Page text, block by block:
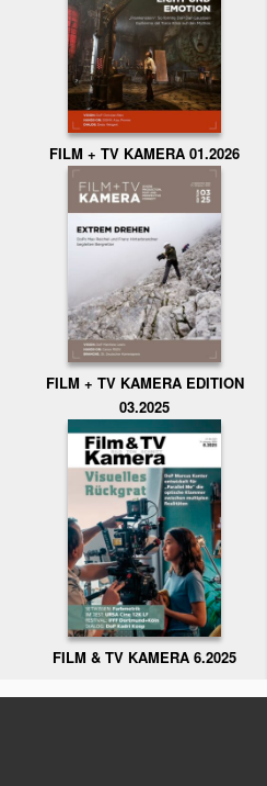
FILM + TV KAMERA 01.2026
FILM + TV KAMERA EDITION
03.2025
FILM & TV KAMERA 6.2025